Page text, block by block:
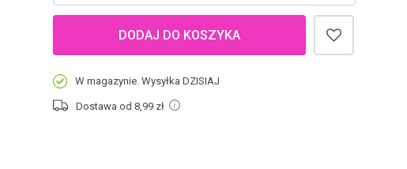
DODAJ DO KOSZYKA
W magazynie. Wysyłka DZISIAJ
Dostawa od 8,99 zł